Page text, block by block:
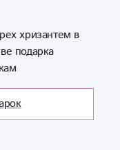
хризантем в
подарка